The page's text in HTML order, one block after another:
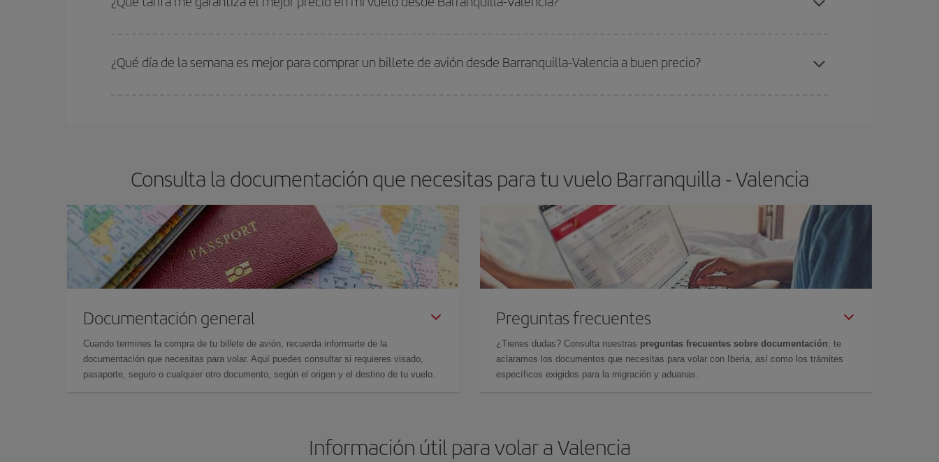
¿Qué día de la semana es mejor para comprar un billete de avión desde Barranquilla-Valencia a buen precio?
Consulta la documentación que necesitas para tu vuelo Barranquilla - Valencia
Documentación general
Cuando termines la compra de tu billete de avión, recuerda informarte de la
documentación que necesitas para volar. Aquí puedes consultar si requieres visado,
pasaporte, seguro o cualquier otro documento, según el origen y el destino de tu vuelo.
Preguntas frecuentes
¿Tienes dudas? Consulta nuestras preguntas frecuentes sobre documentación: te
aclaramos los documentos que necesitas para volar con Iberia, así como los trámites
específicos exigidos para la migración y aduanas.
Información útil para volar a Valencia